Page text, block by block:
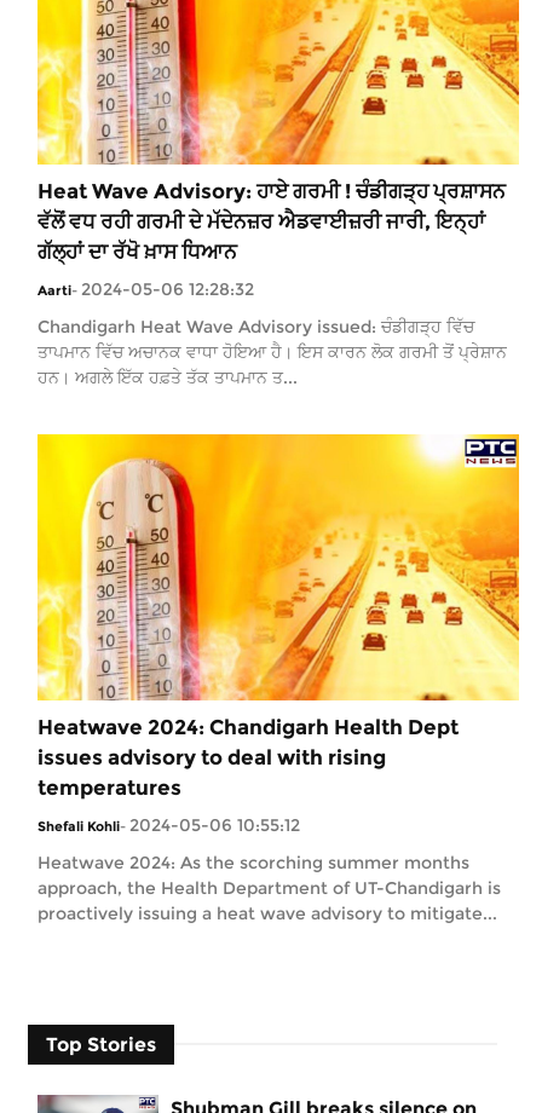
Heat Wave Advisory: ਹਾਏ ਗਰਮੀ ! ਚੰਡੀਗੜ੍ਹ ਪ੍ਰਸ਼ਾਸਨ
ਵੱਲੋਂ ਵਧ ਰਹੀ ਗਰਮੀ ਦੇ ਮੱਦੇਨਜ਼ਰ ਐਡਵਾਈਜ਼ਰੀ ਜਾਰੀ, ਇਨ੍ਹਾਂ
ਗੱਲ੍ਹਾਂ ਦਾ ਰੱਖੋ ਖ਼ਾਸ ਧਿਆਨ
Aarti- 2024-05-06 12:28:32
Chandigarh Heat Wave Advisory issued: ਚੰਡੀਗੜ੍ਹ ਵਿੱਚ
ਤਾਪਮਾਨ ਵਿੱਚ ਅਚਾਨਕ ਵਾਧਾ ਹੋਇਆ ਹੈ। ਇਸ ਕਾਰਨ ਲੋਕ ਗਰਮੀ ਤੋਂ ਪ੍ਰੇਸ਼ਾਨ
ਹਨ। ਅਗਲੇ ਇੱਕ ਹਫ਼ਤੇ ਤੱਕ ਤਾਪਮਾਨ ਤ...
Heatwave 2024: Chandigarh Health Dept
issues advisory to deal with rising
temperatures
Shefali Kohli- 2024-05-06 10:55:12
Heatwave 2024: As the scorching summer months
approach, the Health Department of UT-Chandigarh is
proactively issuing a heat wave advisory to mitigate...
Top Stories
Shubman Gill breaks silence on